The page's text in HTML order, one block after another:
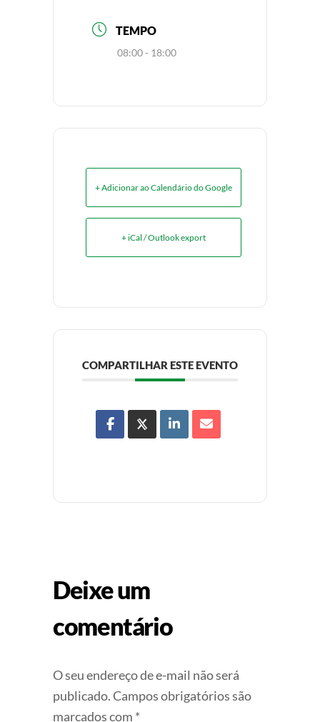
TEMPO
08:00 - 18:00
+ Adicionar ao Calendário do Google
+ iCal / Outlook export
COMPARTILHAR ESTE EVENTO
Deixe um
comentário
O seu endereço de e-mail não será
publicado.Campos obrigatórios são
marcados com *